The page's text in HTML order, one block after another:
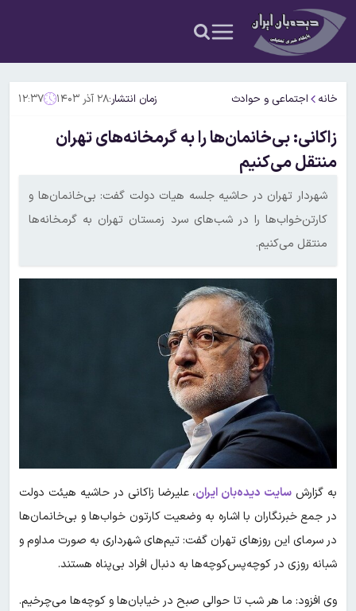
خانه اجتماعی و حوادث زمان انتشار:۲۸ آذر ۱۴۰۳ ۱۲:۳۷
زاکانی: بی‌خانمان‌ها را به گرمخانه‌های تهران
منتقل می‌کنیم
شهردار تهران در حاشیه جلسه هیات دولت گفت: بی‌خانمان‌ها و
کارتن‌خواب‌ها را در شب‌های سرد زمستان تهران به گرمخانه‌ها
منتقل می‌کنیم.
به گزارش سایت دیده‌بان ایران، علیرضا زاکانی در حاشیه هیئت دولت
در جمع خبرنگاران با اشاره به وضعیت کارتون خواب‌ها و بی‌خانمان‌ها
در سرمای این روزهای تهران گفت: تیم‌های شهرداری به صورت مداوم و
شبانه روزی در کوچه‌پس‌کوچه‌ها به دنبال افراد بی‌پناه هستند.
وی افزود: ما هر شب تا حوالی صبح در خیابان‌ها و کوچه‌ها می‌چرخیم.